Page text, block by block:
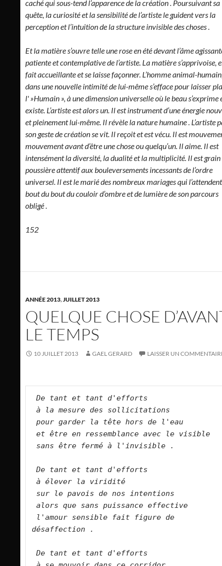
caché qui sous-tend l’apparence de la création . Poursuivant sa
quête, la curiosité et la sensibilité de l’artiste le guident vers la
perception et l’intuition de la structure invisible des choses .
Et la matière s’ouvre telle une rose en été devant l’âme
patiente et contemplative de l’artiste. La matière s’apprivoise,
fait accueillante et se laisse façonner. L’homme animal-
dans une nouvelle intimité de lui-même s’efface pour laisser
l' »Humain », à une dimension universelle où le beau s’exprime
existe. L’artiste est alors un. Il est instrument d’une énergie
et pleinement lui-même. Il révèle la nature humaine . L’artiste
son geste de création se vit. Il reçoit et est vécu. Il est
mouvement avant d’être une chose ou quelqu’un. Il aime. Il est
intensément la diversité, la dualité et la multiplicité. Il est grain
poussière attentif aux bouleversements incessants de l’ordre
universel. Il est le marié des nombreux mariages qui
bout du bout du couloir d’ombre et de lumière de son parcours
obligé .
152
ANNÉE 2013,JUILLET 2013
QUELQUE CHOSE
LE TEMPS
10 JUILLET 2013 GAEL GERARD LAISSER UN
De tant et tant d'efforts
à la mesure des sollicitations
pour garder la tête hors de l'eau
et être en ressemblance avec le visible
sans être fermé à l'invisible .
De tant et tant d'efforts
à élever la viridité
sur le pavois de nos intentions
alors que sans puissance effective
l'amour sensible fait figure de
désaffection .
De tant et tant d'efforts